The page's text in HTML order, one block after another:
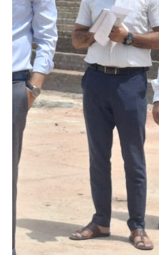
या
नि
री
क्ष
ण
धी
मी
प्र
ग
प
न
ए
स
अ